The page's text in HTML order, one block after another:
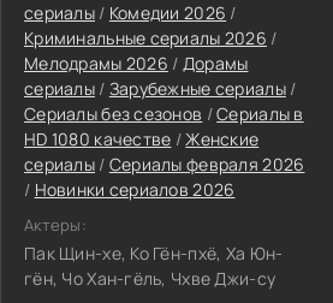
сериалы/ Комедии 2026 /
Криминальные сериалы 2026 /
Мелодрамы 2026 / Дорамы
сериалы/ Зарубежные сериалы/
Сериалы без сезонов /Сериалы в
HD 1080 качестве /Женские
сериалы/ Сериалы февраля 2026
/ Новинки сериалов 2026
Актеры:
Пак Щин-хе, Ко Гён-пхё, Ха Юн-
гён, Чо Хан-гёль, Чхве Джи-су